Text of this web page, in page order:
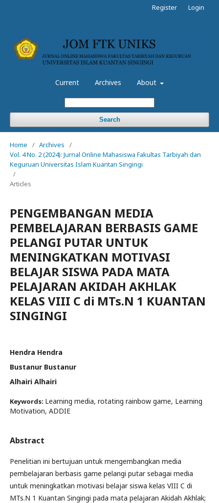
Current Archives About
Search
Register Login
Home / Archives
/
Vol. 4 No. 2 (2024): Jurnal Online Mahasiswa Fakultas Tarbiyah dan
Keguruan Universitas Islam Kuantan Singingi
/
Articles
PENGEMBANGAN MEDIA
PEMBELAJARAN BERBASIS GAME
PELANGI PUTAR UNTUK
MENINGKATKAN MOTIVASI
BELAJAR SISWA PADA MATA
PELAJARAN AKIDAH AKHLAK
KELAS VIII C di MTs.N 1 KUANTAN
SINGINGI
Hendra Hendra
Bustanur Bustanur
Alhairi Alhairi
Keywords: Learning media, rotating rainbow game, Learning
Motivation, ADDIE
Abstract
Penelitian ini bertujuan untuk mengembangkan media
pembelajaran berbasis game pelangi putar sebagai media
untuk meningkatkan motivasi belajar siswa kelas VIII C di
MTs.N 1 Kuantan Singingi pada mata pelajaran Akidah Akhlak;